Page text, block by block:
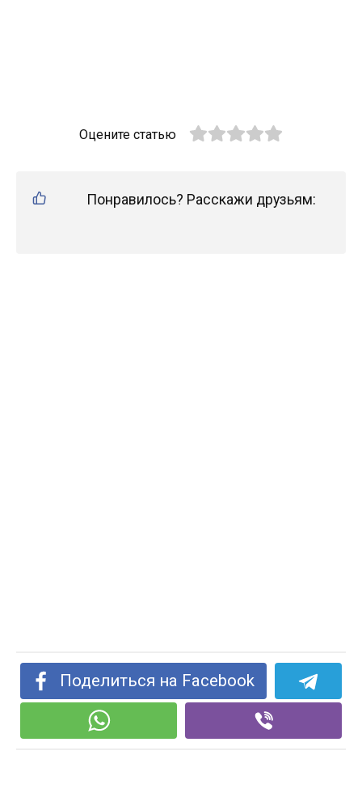
Оцените статью
Понравилось? Расскажи друзьям:
Поделиться на Facebook